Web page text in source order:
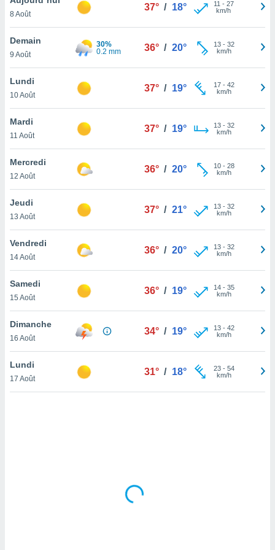
et
»,
au
vous
qu'ils
ou
le
ainsi
un
la
du
en
de
8 Août
37° / 18° 11 - 27
km/h
Demain
9 Août
30%
0.2 mm
36° / 20° 13- 32
km/h
Lundi
10 Août
37° / 19° 17- 42
km/h
Mardi
11 Août
37° / 19° 13- 32
km/h
Mercredi
12 Août
36° / 20° 10- 28
km/h
Jeudi
13 Août
37° / 21° 13- 32
km/h
Vendredi
14 Août
36° / 20° 13- 32
km/h
Samedi
15 Août
36° / 19° 14- 35
km/h
Dimanche
16 Août
34° / 19° 13- 42
km/h
Lundi
17 Août
31° / 18° 23- 54
km/h